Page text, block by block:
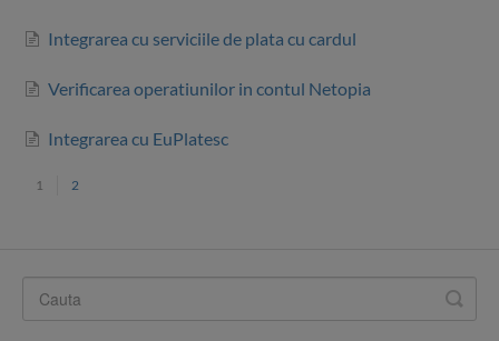
Integrarea cu serviciile de plata cu cardul
Verificarea operatiunilor in contul Netopia
Integrarea cu EuPlatesc
1 2